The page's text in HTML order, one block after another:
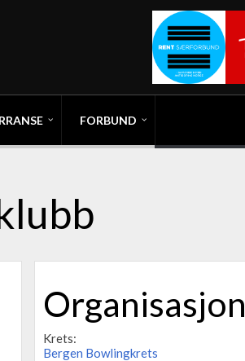
FORBUND
Organisasjon
Krets:
Bergen Bowlingkrets